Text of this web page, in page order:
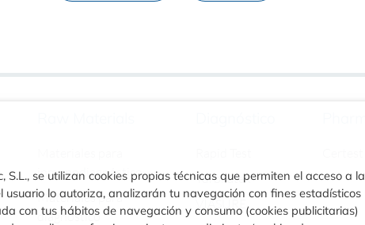
inmunodiagnóstico
Materiales para
diagnóstico
Turbilatex
VIASURE
se utilizan cookies propias técnicas que permiten el acceso a la
usuario lo autoriza, analizarán tu navegación con fines estadísticos
con tus hábitos de navegación y consumo (cookies publicitarias)